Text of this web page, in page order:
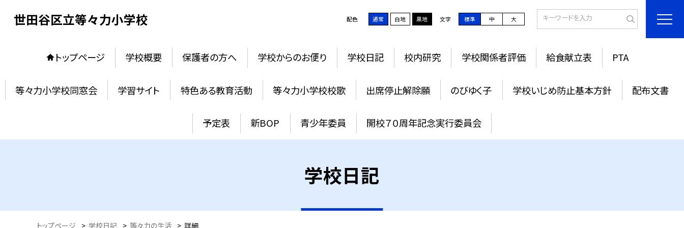
世田谷区立等々力小学校 配色 通常 白地 黒地 文字 標準 中 大
トップページ 学校概要 保護者の方へ 学校からのお便り 学校日記 校内研究 学校関係者評価 給食献立表 PTA
等々力小学校同窓会 学習サイト 特色ある教育活動 等々力小学校校歌 出席停止解除願 のびゆく子 学校いじめ防止基本方針 配布文書
予定表 新BOP 青少年委員 開校７０周年記念実行委員会
学校日記
トップページ > 学校日記 > 等々力の生活 > 詳細